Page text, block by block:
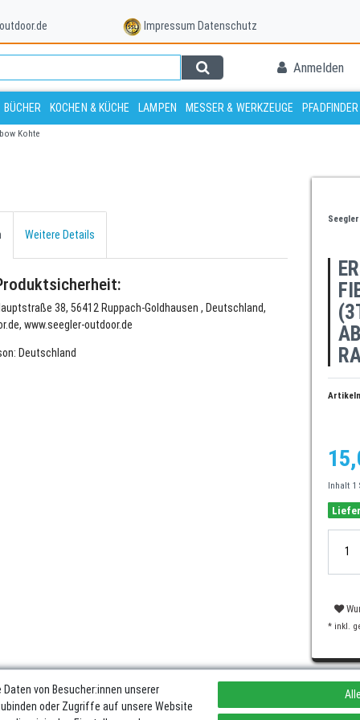
Impressum Datenschutz
Anmelden
BÜCHER KOCHEN & KÜCHE LAMPEN MESSER & WERKZEUGE PFADFINDER
Kohte
Weitere Details
38, 56412 Ruppach-Goldhausen , Deutschland,
www.seegler-outdoor.de
Deutschland
Inhalt 1
* inkl.
von Besucher:innen unserer
oder Zugriffe auf unsere Website